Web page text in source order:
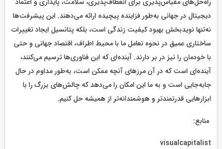
دیجیتال در جهانی به‌طور فزاینده پیچیده ارائه می‌دهند. این پیشرفت‌ها
نه‌تنها نویدبخش بهبود کیفیت زندگی است، بلکه پتانسیل ایجاد تغییرات
ساختاری عمیق در نحوه تعامل ما با محیط اطراف، اقتصاد جهانی و حتی
با خودمان را نیز در بر دارند. آینده‌ای که این فناوری‌ها ترسیم می‌کنند،
آینده‌ای است که در آن مرزهای آنچه ممکن است، به‌طور مداوم در حال
جابه‌جایی است و به ما این امکان را می‌دهد که چالش‌های بزرگ را با
ابزارهایی قدرتمندتر و هوشمندانه‌تر از همیشه حل کنیم.
منابع:
visualcapitalist